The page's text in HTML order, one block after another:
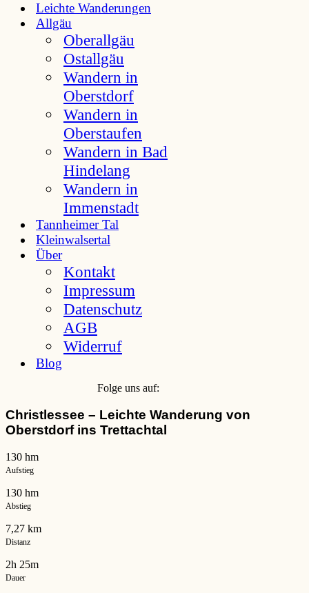
Leichte Wanderungen
Allgäu
Oberallgäu
Ostallgäu
Wandern in
Oberstdorf
Wandern in
Oberstaufen
Wandern in Bad
Hindelang
Wandern in
Immenstadt
Tannheimer Tal
Kleinwalsertal
Über
Kontakt
Impressum
Datenschutz
AGB
Widerruf
Blog
Folge uns auf:
Christlessee – Leichte Wanderung von
Oberstdorf ins Trettachtal
130 hm
Aufstieg
130 hm
Abstieg
7,27 km
Distanz
2h 25m
Dauer